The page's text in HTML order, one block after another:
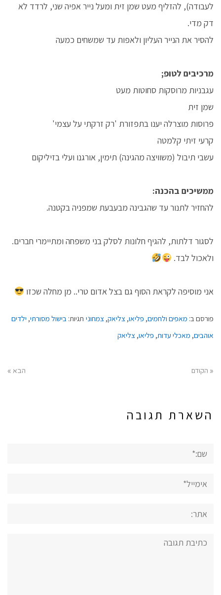
לעבודה), להזליף מעט שמן זית ומעל נייר אפיה שני, לרדד לא
דק מדי.
להסיר את הנייר העליון ולאפות עד שמשחים כמעה
מרכיבים לטופ;
עגבניות מרוסקות סחוטות מעט
שמן זית
פרוסות מוצרלה יענו בתפזורת 'רק זרקתי על עצמי'
קרעי זיתי קלמטה
עשבי תיבול (משוויצה מהגינה) תימין, אורגנו ועלי בזיליקום
ממשיכים בהכנה:
להחזיר לתנור עד שהגבינה מבעבעת שמפניה בקטנה.
לסגור דלתות, להגיף חלונות לסלק בני משפחה ומתיימרי חברים.
ולאכול לבד.
אני מוסיפה לקראת הסוף גם בצל אדום טרי.. מן מחלה שכזו
פורסם ב: מאפים ולחמים, פליאו, צליאק, צמחוני תגיות: בישול מסורתי, ילדים
אוהבים, מאכלי עדות, פליאו, צליאק
« הקודם הבא »
השארת תגובה